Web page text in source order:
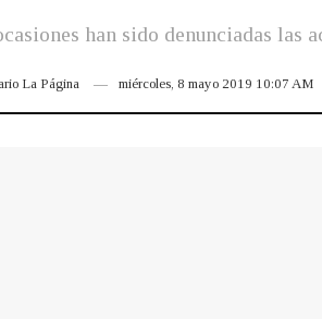
han sido denunciadas las
La Página miércoles, 8 mayo 2019 10:07 AM